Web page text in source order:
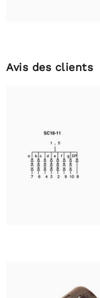
Avis des clients